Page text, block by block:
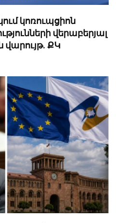
կոռուպցիոն
վերաբերյալ
վարույթ. ՔԿ